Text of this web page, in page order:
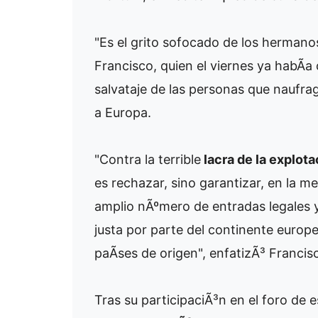
"Es el grito sofocado de los
Francisco, quien el viernes ya
salvataje de las personas que
a Europa.
"Contra la terrible lacra de la
es rechazar, sino garantizar, en la
amplio nÃºmero de entradas
justa por parte del continente
paÃ­ses de origen", enfatizÃ³
Tras su participaciÃ³n en el foro de